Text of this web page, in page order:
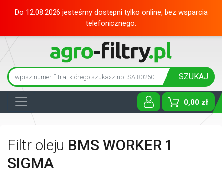
Do 12.08.2026 jesteśmy dostępni tylko online, bez wsparcia
telefonicznego.
SZUKAJ
0,00 zł
Toggle
Filtr oleju BMS WORKER 1
SIGMA